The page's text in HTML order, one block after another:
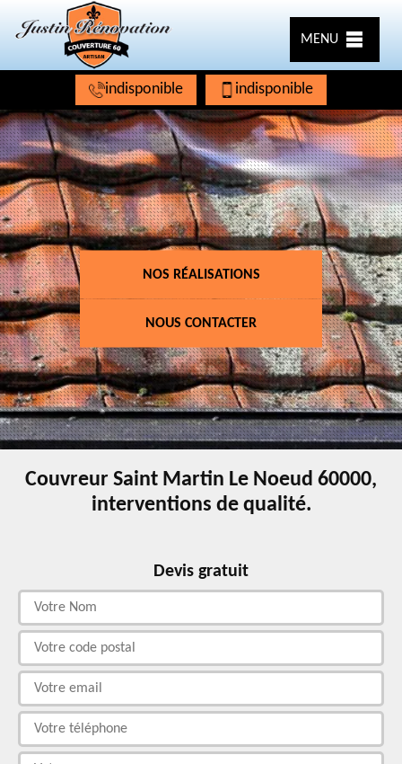
MENU
indisponible indisponible
NOS RÉALISATIONS
NOUS CONTACTER
Couvreur Saint Martin Le Noeud 60000,
interventions de qualité.
Devis gratuit